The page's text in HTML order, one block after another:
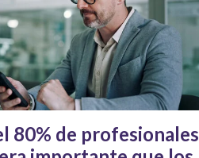
80% de profesionales